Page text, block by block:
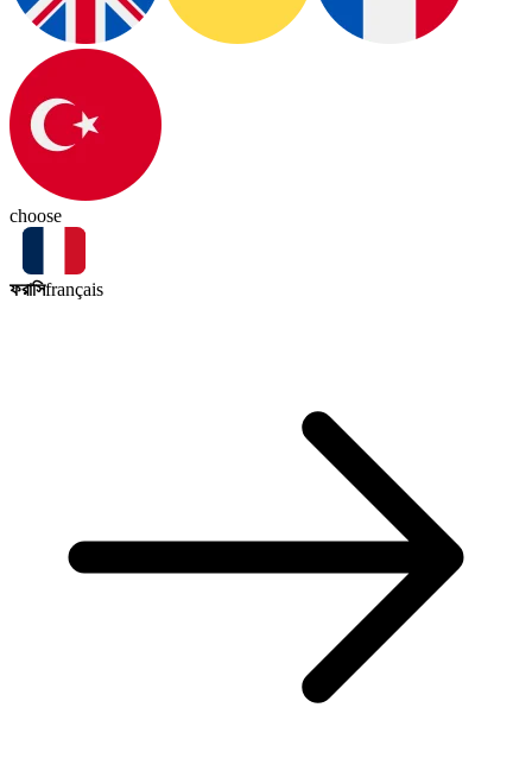
choose
ফরাসিfrançais